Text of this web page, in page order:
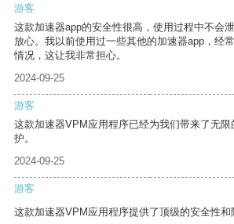
游客
这款加速器app的安全性很高，使用过程中不会
放心。我以前使用过一些其他的加速器app，经
情况，这让我非常担心。
2024-09-25
游客
这款加速器VPM应用程序已经为我们带来了无
护。
2024-09-25
游客
这款加速器VPM应用程序提供了顶级的安全性和